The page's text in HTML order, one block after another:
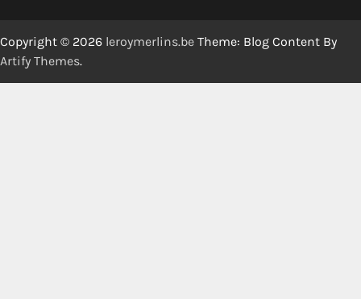
Copyright © 2026 leroymerlins.be Theme: Blog Content By
Artify Themes.